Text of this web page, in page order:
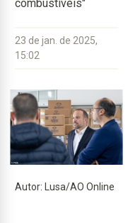
combustíveis"
23 de jan. de 2025,
15:02
Autor: Lusa/AO Online